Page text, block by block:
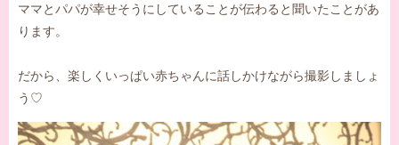
ママとパパが幸せそうにしていることが伝わると聞いたことがあ
ります。
だから、楽しくいっぱい赤ちゃんに話しかけながら撮影しましょ
う♡